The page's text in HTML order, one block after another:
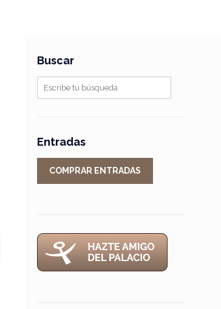
Buscar
Entradas
COMPRAR ENTRADAS